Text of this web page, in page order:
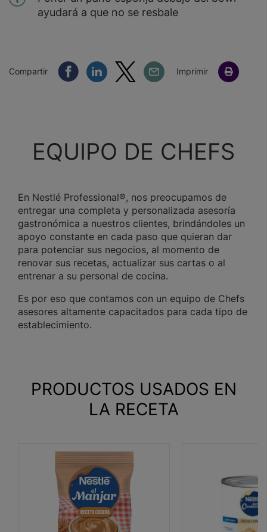
ayudará a que no se resbale
Compartir Compartir Facebook
Compartir Linkedin
Compartir Twitter
Compartir Email
Imprimir
EQUIPO DE CHEFS
En Nestlé Professional®, nos preocupamos de
entregar una completa y personalizada asesoría
gastronómica a nuestros clientes, brindándoles un
apoyo constante en cada paso que quieran dar
para potenciar sus negocios, al momento de
renovar sus recetas, actualizar sus cartas o al
entrenar a su personal de cocina.
Es por eso que contamos con un equipo de Chefs
asesores altamente capacitados para cada tipo de
establecimiento.
PRODUCTOS USADOS EN
LA RECETA